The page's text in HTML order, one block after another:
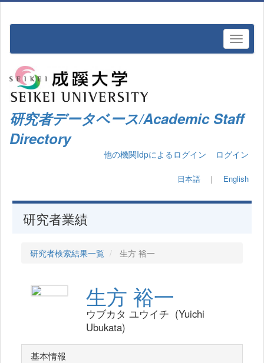
研究者データベース/Academic Staff
Directory
他の機関Idpによるログイン ログイン
日本語 ｜ English
研究者業績
研究者検索結果一覧 生方 裕一
生方 裕一
ウブカタ ユウイチ (Yuichi
Ubukata)
基本情報